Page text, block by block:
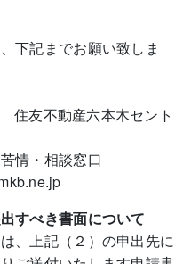
下記までお願い致しま
友不動産六本木セント
情・相談窓口
すべき書面について
、上記（２）の申出先に